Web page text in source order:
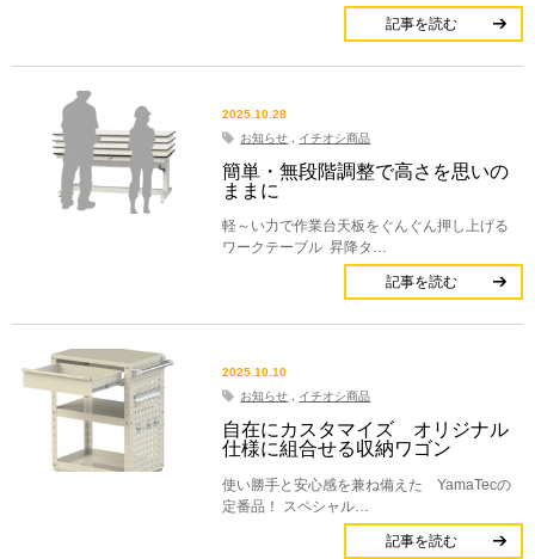
記事を読む
2025.10.28
お知らせ
イチオシ商品
簡単・無段階調整で高さを思いの
ままに
軽～い力で作業台天板をぐんぐん押し上げる
ワークテーブル 昇降タ…
記事を読む
2025.10.10
お知らせ , イチオシ商品
自在にカスタマイズ オリジナル
仕様に組合せる収納ワゴン
使い勝手と安心感を兼ね備えた YamaTecの
定番品！ スペシャル…
記事を読む